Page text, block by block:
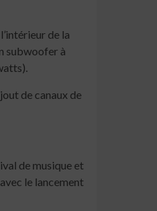
de la
subwoofer à
de canaux de
de musique et
le lancement